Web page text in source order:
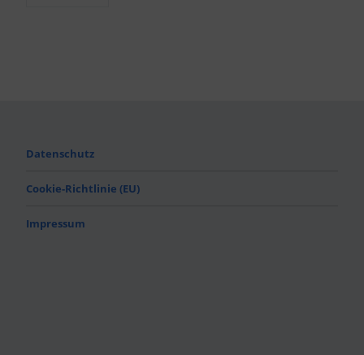
Datenschutz
Cookie-Richtlinie (EU)
Impressum